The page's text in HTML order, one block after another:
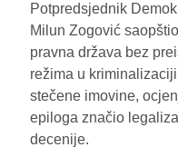
Potpredsjednik
Milun Zogović
pravna država bez
režima u
stečene imovine,
epiloga značio
decenije.